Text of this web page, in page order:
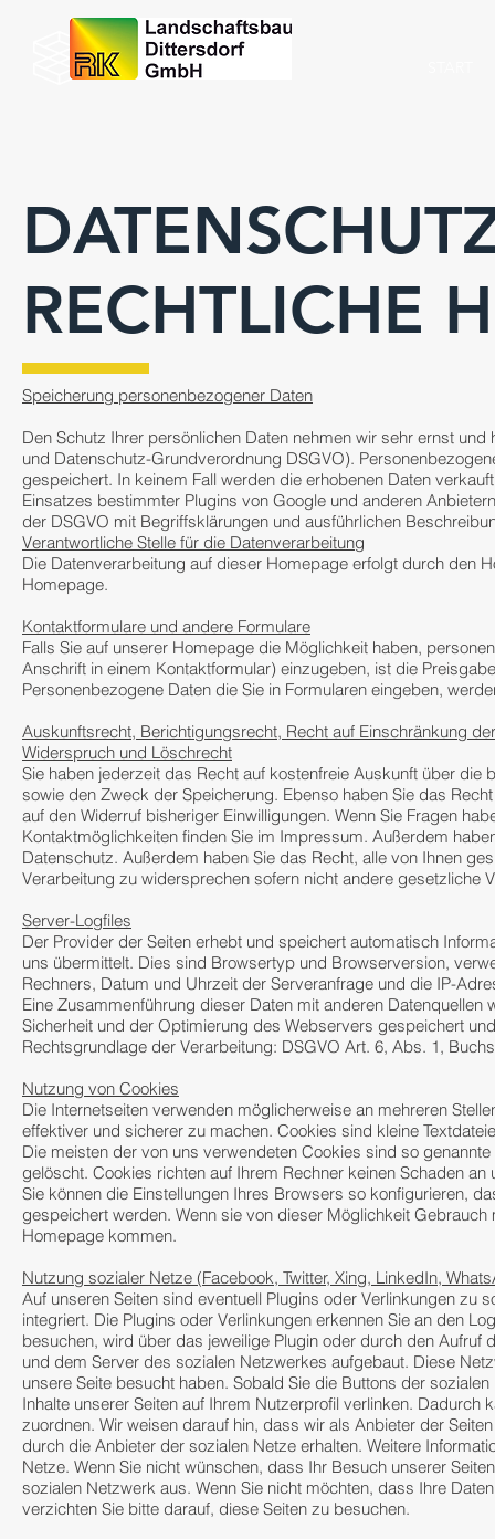
RECHTLICHE
Speicherung personenbezogener Daten
Den Schutz Ihrer persönlichen Daten nehmen wir sehr ernst
und Datenschutz-Grundverordnung DSGVO).
gespeichert. In keinem Fall werden die erhobenen Daten
Einsatzes bestimmter Plugins von Google und anderen
der DSGVO mit Begriffsklärungen und ausführlichen
Verantwortliche Stelle für die Datenverarbeitung
Die Datenverarbeitung auf dieser Homepage erfolgt durch den
Homepage.
Kontaktformulare und andere Formulare
Falls Sie auf unserer Homepage die Möglichkeit haben,
Anschrift in einem Kontaktformular) einzugeben, ist die
Personenbezogene Daten die Sie in Formularen eingeben,
Auskunftsrecht, Berichtigungsrecht, Recht auf Einschränkung
Widerspruch und Löschrecht
Sie haben jederzeit das Recht auf kostenfreie Auskunft über
sowie den Zweck der Speicherung. Ebenso haben Sie das
auf den Widerruf bisheriger Einwilligungen. Wenn Sie Fragen
Kontaktmöglichkeiten finden Sie im Impressum. Außerdem
Datenschutz. Außerdem haben Sie das Recht, alle von Ihnen
Verarbeitung zu widersprechen sofern nicht andere
Server-Logfiles
Der Provider der Seiten erhebt und speichert automatisch
uns übermittelt. Dies sind Browsertyp und Browserversion,
Rechners, Datum und Uhrzeit der Serveranfrage und die IP-
Eine Zusammenführung dieser Daten mit anderen
Sicherheit und der Optimierung des Webservers gespeichert
Rechtsgrundlage der Verarbeitung: DSGVO Art. 6, Abs. 1,
Nutzung von Cookies
Die Internetseiten verwenden möglicherweise an mehreren
effektiver und sicherer zu machen. Cookies sind kleine
Die meisten der von uns verwendeten Cookies sind so
gelöscht. Cookies richten auf Ihrem Rechner keinen Schaden an
Sie können die Einstellungen Ihres Browsers so konfigurieren,
gespeichert werden. Wenn sie von dieser Möglichkeit
Homepage kommen.
Nutzung sozialer Netze (Facebook, Twitter, Xing, LinkedIn,
Auf unseren Seiten sind eventuell Plugins oder Verlinkungen zu
integriert. Die Plugins oder Verlinkungen erkennen Sie an den
besuchen, wird über das jeweilige Plugin oder durch den
und dem Server des sozialen Netzwerkes aufgebaut. Diese
unsere Seite besucht haben. Sobald Sie die Buttons der
Inhalte unserer Seiten auf Ihrem Nutzerprofil verlinken.
zuordnen. Wir weisen darauf hin, dass wir als Anbieter der
durch die Anbieter der sozialen Netze erhalten. Weitere
Netze. Wenn Sie nicht wünschen, dass Ihr Besuch unserer
sozialen Netzwerk aus. Wenn Sie nicht möchten, dass Ihre
verzichten Sie bitte darauf, diese Seiten zu besuchen.